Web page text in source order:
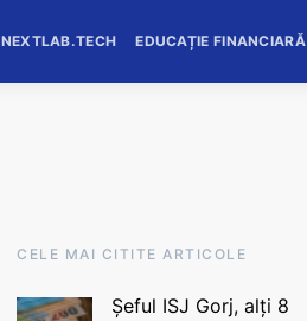
NEXTLAB.TECH EDUCAȚIE FINANCIARĂ
CELE MAI CITITE ARTICOLE
Șeful ISJ Gorj, alți 8